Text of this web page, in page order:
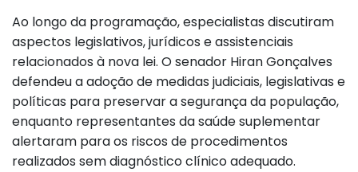
Ao longo da programação, especialistas discutiram
aspectos legislativos, jurídicos e assistenciais
relacionados à nova lei. O senador Hiran Gonçalves
defendeu a adoção de medidas judiciais, legislativas e
políticas para preservar a segurança da população,
enquanto representantes da saúde suplementar
alertaram para os riscos de procedimentos
realizados sem diagnóstico clínico adequado.